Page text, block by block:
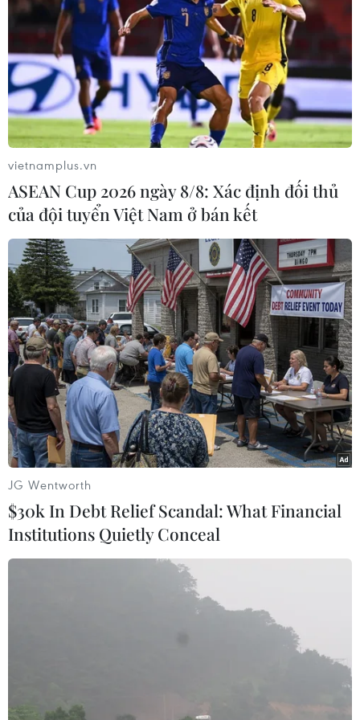
hàng hóa ở số 28A đường Thái Phiên, thành phố Vinh,
tỉnh Nghệ An, gây thiệt hại nặng nề.
Nỗ lực dập tắt đám cháy lớn tại
kho hàng gần chợ Vinh
09/12/2018 10:44
Do trong kho toàn hàng hóa dễ cháy như nhựa, thực
phẩm, đồ đạc…trong khi đường giao thông ra vào khu
vực cháy khó khăn nên việc chữa cháy gặp nhiều khó
khăn.
vietnamplus.vn
ASEAN Cup 2026 ngày 8/8: Xác định đối thủ
của đội tuyển Việt Nam ở bán kết
JG Wentworth
$30k In Debt Relief Scandal: What Financial
Institutions Quietly Conceal